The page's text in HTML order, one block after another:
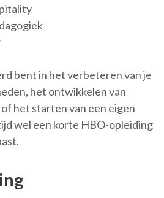
bent in het verbeteren van je
het ontwikkelen van
het starten van een eigen
wel een korte HBO-opleiding